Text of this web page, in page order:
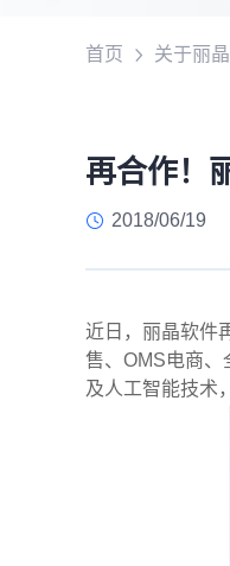
首页 关于丽晶
再合作！
2018/06/19
近日，丽晶软件
售、OMS电商、
及人工智能技术